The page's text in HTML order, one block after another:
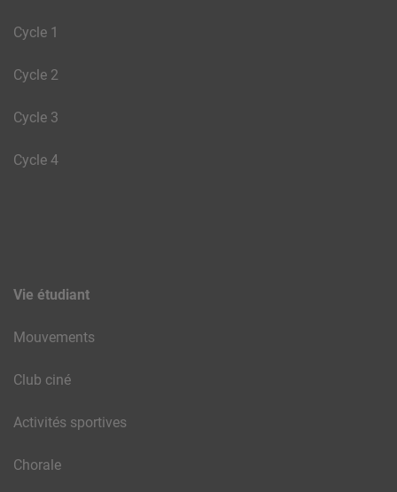
Cycle 1
Cycle 2
Cycle 3
Cycle 4
Vie étudiant
Mouvements
Club ciné
Activités sportives
Chorale